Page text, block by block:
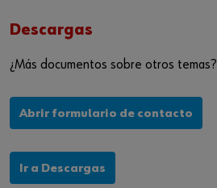
Descargas
¿Más documentos sobre otros temas?
Abrir formulario de contacto
Ir a Descargas